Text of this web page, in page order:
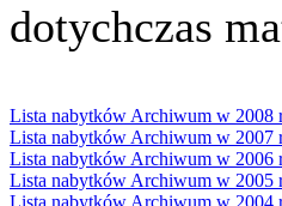
dotychczas
Lista nabytków Archiwum w 2008
Lista nabytków Archiwum w 2007
Lista nabytków Archiwum w 2006
Lista nabytków Archiwum w 2005
Lista nabytków Archiwum w 2004